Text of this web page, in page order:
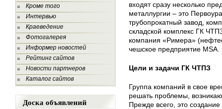
Кроме того
Интервью
Краеведение
Фотогалерея
Информер новостей
Рейтинг сайтов
Новости партнеров
Каталог сайтов
Доска объявлений
входят сразу несколько
металлургии – это
трубопрокатный завод,
складской комплекс ГК
компания «Римера»
чешское предприятие MSA.
Цели и задачи ГК ЧТПЗ
Группа компаний в свое
решать проблемы,
Прежде всего, это